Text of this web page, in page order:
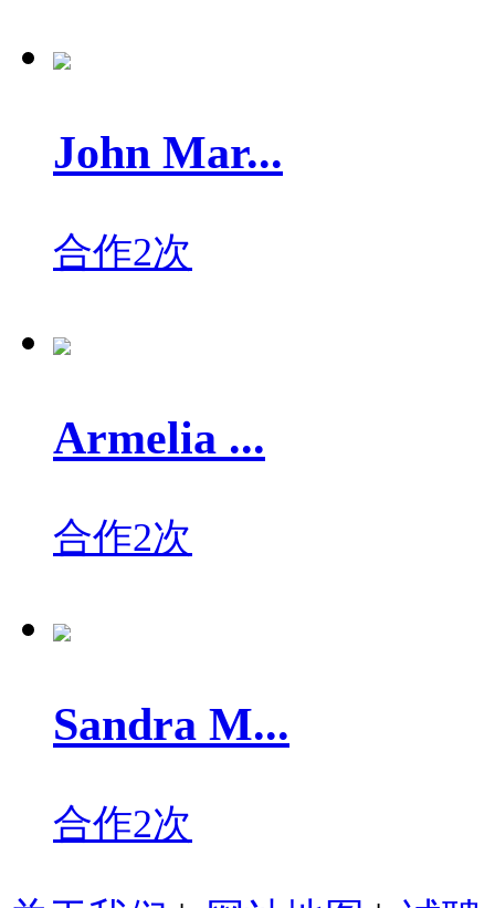
John Mar...
合作2次
Armelia ...
合作2次
Sandra M...
合作2次